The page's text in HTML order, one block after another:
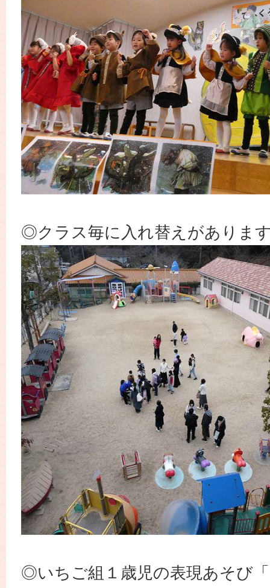
◎クラス毎に入れ替えがありま
◎いちご組１歳児の表現あそび